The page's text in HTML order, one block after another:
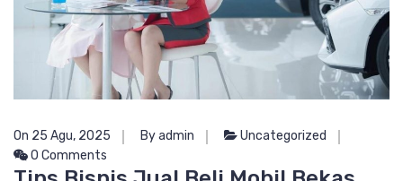
On 25 Agu, 2025 By admin
Uncategorized
0 Comments